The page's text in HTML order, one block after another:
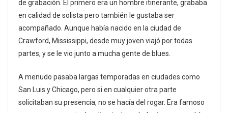
de grabación. El primero era un hombre itinerante, grababa
en calidad de solista pero también le gustaba ser
acompañado. Aunque había nacido en la ciudad de
Crawford, Mississippi, desde muy joven viajó por todas
partes, y se le vio junto a mucha gente de blues.
A menudo pasaba largas temporadas en ciudades como
San Luis y Chicago, pero si en cualquier otra parte
solicitaban su presencia, no se hacía del rogar. Era famoso